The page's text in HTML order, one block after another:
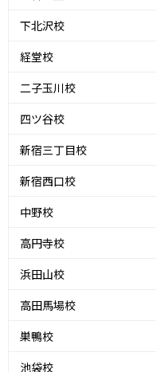
下北沢校
経堂校
二子玉川校
四ツ谷校
新宿三丁目校
新宿西口校
中野校
高円寺校
浜田山校
高田馬場校
巣鴨校
池袋校